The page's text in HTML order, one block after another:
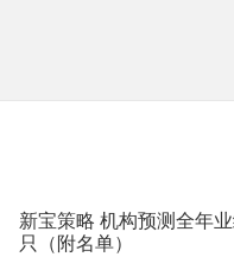
新宝策略 机构预测全年
只（附名单）